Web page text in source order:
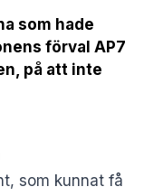
som hade
förval AP7
på att inte
som kunnat få